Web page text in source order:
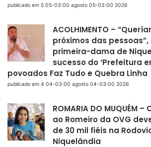
publicado em 5 05-03:00 agosto 05-03:00 2026
ACOLHIMENTO –
próximos das
primeira-dama de
sucesso do ‘Prefeitura
povoados Faz Tudo e Quebra Linha
publicado em 4 04-03:00 agosto 04-03:00 2026
ROMARIA DO MUQUÉM
ao Romeiro da OVG
de 30 mil fiéis na
Niquelândia